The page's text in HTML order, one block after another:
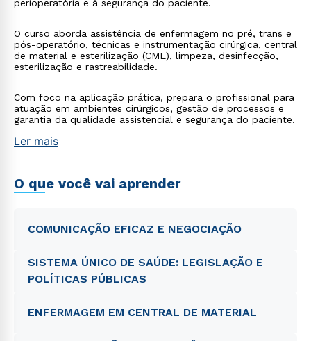
perioperatória e à segurança do paciente.
O curso aborda assistência de enfermagem no pré, trans e
pós-operatório, técnicas e instrumentação cirúrgica, central
de material e esterilização (CME), limpeza, desinfecção,
esterilização e rastreabilidade.
Com foco na aplicação prática, prepara o profissional para
atuação em ambientes cirúrgicos, gestão de processos e
garantia da qualidade assistencial e segurança do paciente.
Ler mais
O que você vai aprender
COMUNICAÇÃO EFICAZ E NEGOCIAÇÃO
SISTEMA ÚNICO DE SAÚDE: LEGISLAÇÃO E
POLÍTICAS PÚBLICAS
ENFERMAGEM EM CENTRAL DE MATERIAL